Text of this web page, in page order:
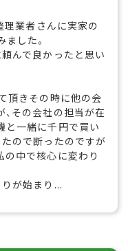
業者さんに実家の
した。
んで良かったと思い
頂きその時に他の会
その会社の担当が在
と一緒に千円で買い
ので断ったのですが
の中で核心に変わり
が始まり...